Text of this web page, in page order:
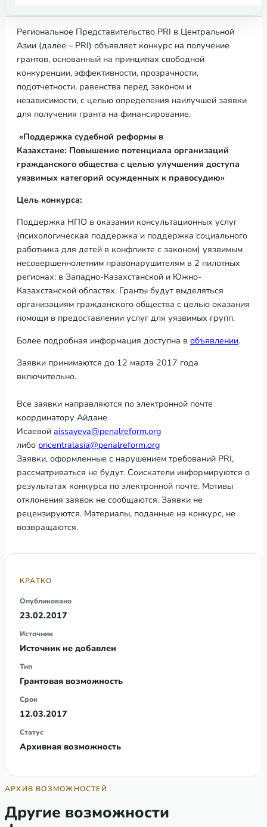
Региональное Представительство PRI в Центральной
Азии (далее – PRI) объявляет конкурс на получение
грантов, основанный на принципах свободной
конкуренции, эффективности, прозрачности,
подотчетности, равенства перед законом и
независимости, с целью определения наилучшей заявки
для получения гранта на финансирование.
«Поддержка судебной реформы в
Казахстане: Повышение потенциала организаций
гражданского общества с целью улучшения доступа
уязвимых категорий осужденных к правосудию»
Цель конкурса:
Поддержка НПО в оказании консультационных услуг
(психологическая поддержка и поддержка социального
работника для детей в конфликте с законом) уязвимым
несовершеннолетним правонарушителям в 2 пилотных
регионах: в Западно-Казахстанской и Южно-
Казахстанской областях. Гранты будут выделяться
организациям гражданского общества с целью оказания
помощи в предоставлении услуг для уязвимых групп.
Более подробная информация доступна в объявлении.
Заявки принимаются до 12 марта 2017 года
включительно.
Все заявки направляются по электронной почте
координатору Айдане
Исаевой aissayeva@penalreform.org
либо pricentralasia@penalreform.org
Заявки, оформленные с нарушением требований PRI,
рассматриваться не будут. Соискатели информируются о
результатах конкурса по электронной почте. Мотивы
отклонения заявок не сообщаются. Заявки не
рецензируются. Материалы, поданные на конкурс, не
возвращаются.
КРАТКО
Опубликовано
23.02.2017
Источник
Источник не добавлен
Тип
Грантовая возможность
Срок
12.03.2017
Статус
Архивная возможность
АРХИВ ВОЗМОЖНОСТЕЙ
Другие возможности